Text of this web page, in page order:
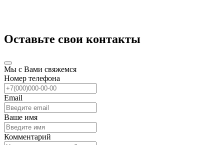
Оставьте свои контакты
Мы с Вами свяжемся
Номер телефона
Email
Ваше имя
Комментарий